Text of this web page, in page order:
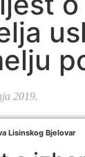
2019.
Lisinskog Bjelovar